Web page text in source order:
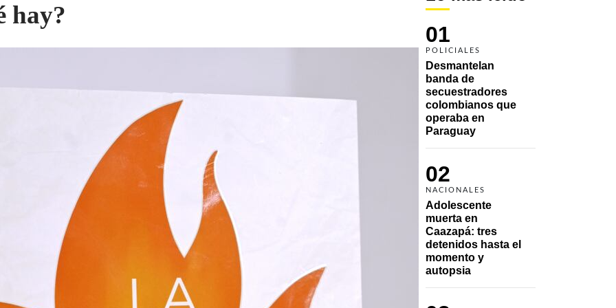
01
POLICIALES
Desmantelan
banda de
secuestradores
colombianos que
operaba en
Paraguay
02
NACIONALES
Adolescente
muerta en
Caazapá: tres
detenidos hasta el
momento y
autopsia
hay?